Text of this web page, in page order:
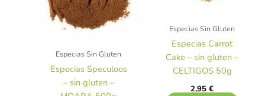
Especias Sin Gluten
Especias Speculoos
– sin gluten –
Especias Sin Gluten
Especias Carrot
Cake – sin gluten –
CELTIGOS 50g
2,95€